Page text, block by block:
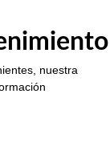
nuestra